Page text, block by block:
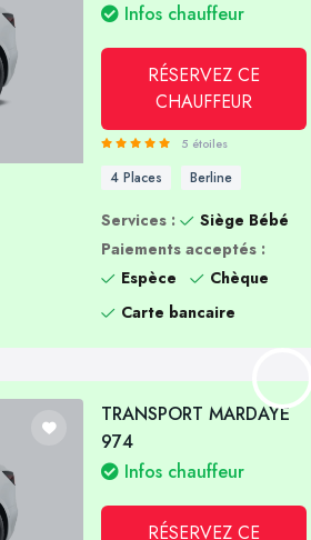
Infos chauffeur
RÉSERVEZ CE
CHAUFFEUR
5 étoiles
4 Places Berline
Services :
Siège Bébé
Paiements acceptés :
Espèce
Chèque
Carte bancaire
TRANSPORT MARDAYE
974
Infos chauffeur
RÉSERVEZ CE